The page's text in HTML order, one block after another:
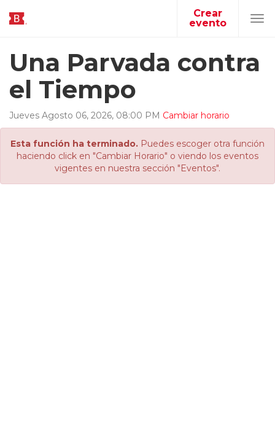
Crear
evento
Una Parvada contra
el Tiempo
Jueves Agosto 06, 2026, 08:00 PM Cambiar horario
Esta función ha terminado. Puedes escoger otra función
haciendo click en "Cambiar Horario" o viendo los eventos
vigentes en nuestra sección "Eventos".